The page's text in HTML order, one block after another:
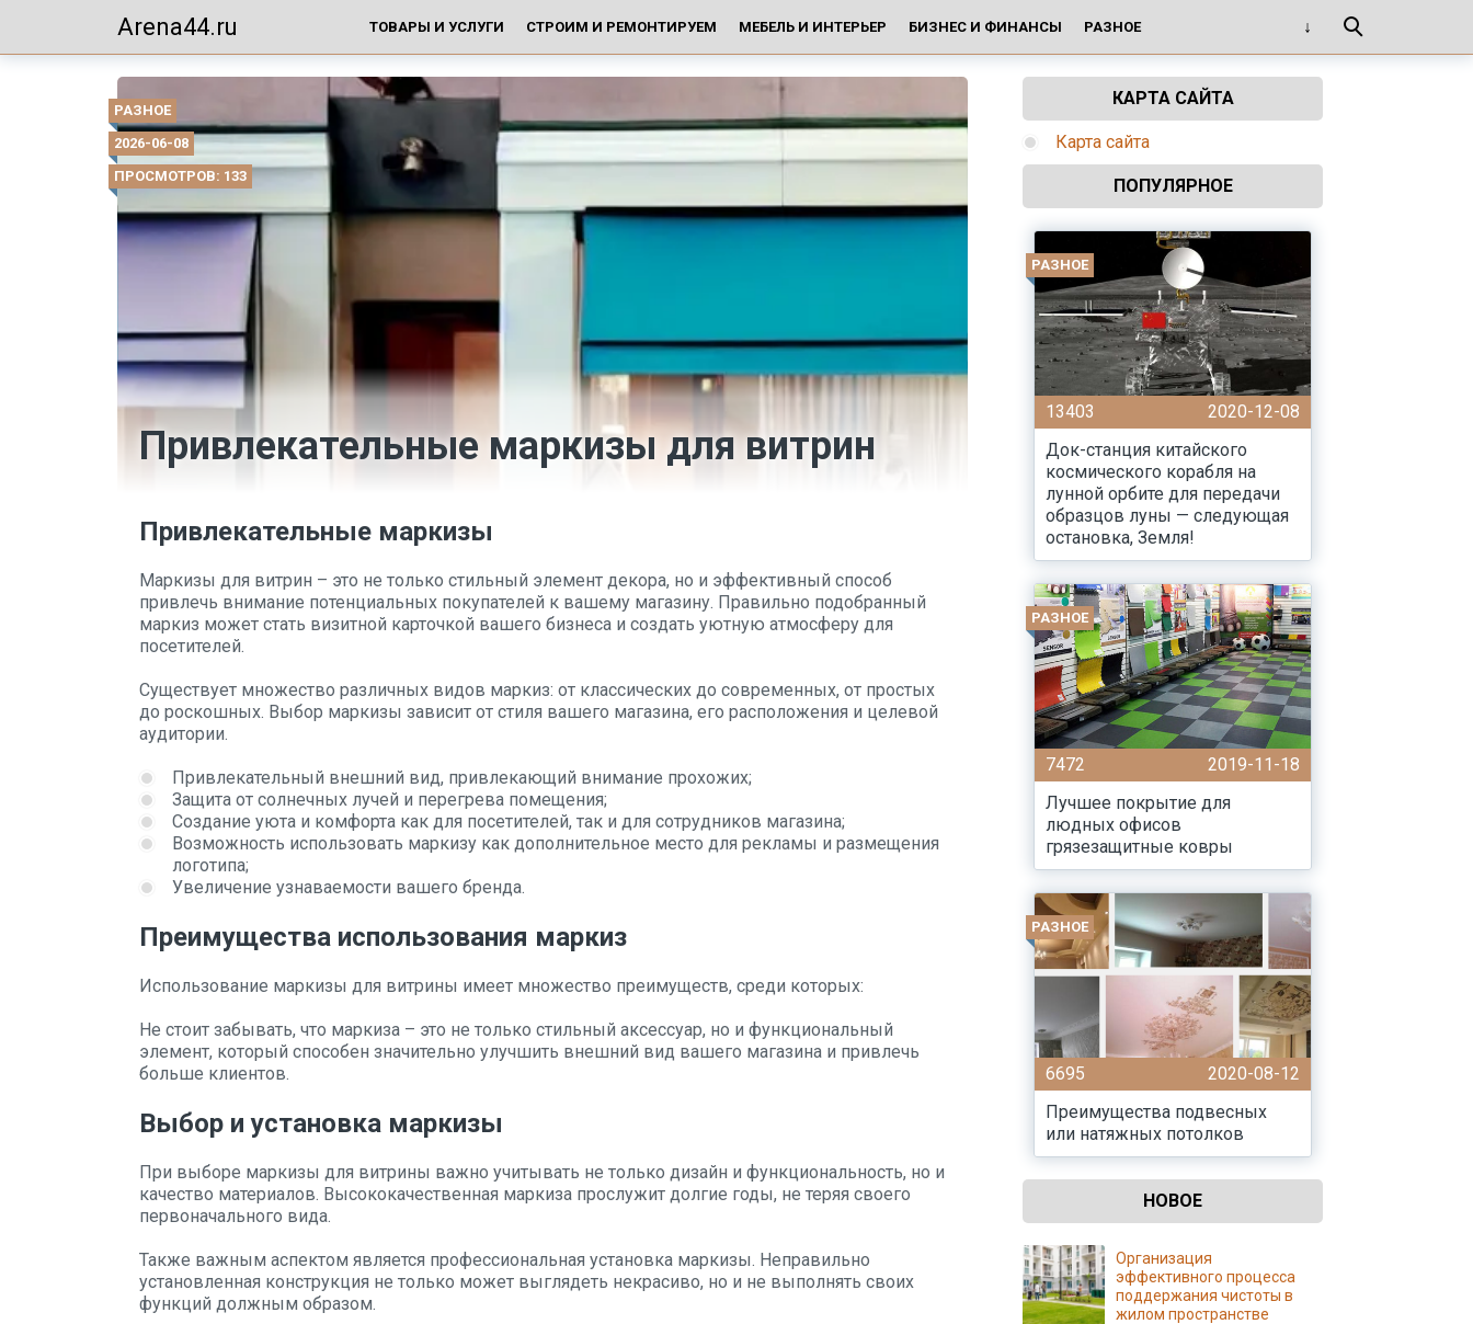
Arena44.ru ТОВАРЫ И УСЛУГИ СТРОИМ И РЕМОНТИРУЕМ МЕБЕЛЬ И ИНТЕРЬЕР БИЗНЕС И ФИНАНСЫ РАЗНОЕ
РАЗНОЕ
2026-06-08
ПРОСМОТРОВ: 133
Привлекательные маркизы для витрин
Привлекательные маркизы
Маркизы для витрин – это не только стильный элемент декора, но и эффективный способ
привлечь внимание потенциальных покупателей к вашему магазину. Правильно подобранный
маркиз может стать визитной карточкой вашего бизнеса и создать уютную атмосферу для
посетителей.
Существует множество различных видов маркиз: от классических до современных, от простых
до роскошных. Выбор маркизы зависит от стиля вашего магазина, его расположения и целевой
аудитории.
Привлекательный внешний вид, привлекающий внимание прохожих;
Защита от солнечных лучей и перегрева помещения;
Создание уюта и комфорта как для посетителей, так и для сотрудников магазина;
Возможность использовать маркизу как дополнительное место для рекламы и размещения
логотипа;
Увеличение узнаваемости вашего бренда.
Преимущества использования маркиз
Использование маркизы для витрины имеет множество преимуществ, среди которых:
Не стоит забывать, что маркиза – это не только стильный аксессуар, но и функциональный
элемент, который способен значительно улучшить внешний вид вашего магазина и привлечь
больше клиентов.
Выбор и установка маркизы
При выборе маркизы для витрины важно учитывать не только дизайн и функциональность, но и
качество материалов. Высококачественная маркиза прослужит долгие годы, не теряя своего
первоначального вида.
Также важным аспектом является профессиональная установка маркизы. Неправильно
установленная конструкция не только может выглядеть некрасиво, но и не выполнять своих
функций должным образом.
КАРТА САЙТА
Карта сайта
ПОПУЛЯРНОЕ
РАЗНОЕ
13403
2020-12-08
Док-станция китайского
космического корабля на
лунной орбите для передачи
образцов луны — следующая
остановка, Земля!
РАЗНОЕ
7472
2019-11-18
Лучшее покрытие для
людных офисов
грязезащитные ковры
РАЗНОЕ
6695
2020-08-12
Преимущества подвесных
или натяжных потолков
НОВОЕ
Организация
эффективного процесса
поддержания чистоты в
жилом пространстве